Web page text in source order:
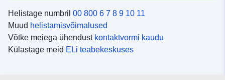
Helistage numbril 00 800 6 7 8 9 10 11
Muud helistamisvõimalused
Võtke meiega ühendust kontaktvormi kaudu
Külastage meid ELi teabekeskuses